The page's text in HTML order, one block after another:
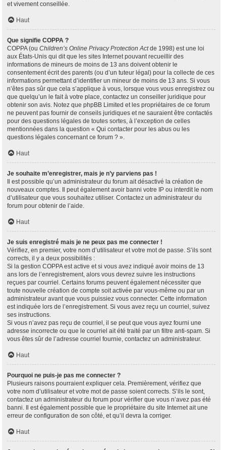
et vivement conseillée.
Haut
Que signifie COPPA ?
COPPA (ou Children’s Online Privacy Protection Actde 1998) est une loi
aux États-Unis qui dit que les sites Internet pouvant recueillir des
informations de mineurs de moins de 13 ans doivent obtenir le
consentement écrit des parents (ou d’un tuteur légal) pour la collecte de ces
informations permettant d’identifier un mineur de moins de 13 ans. Si vous
n’êtes pas sûr que cela s’applique à vous, lorsque vous vous enregistrez ou
que quelqu’un le fait à votre place, contactez un conseiller juridique pour
obtenir son avis. Notez que phpBB Limited et les propriétaires de ce forum
ne peuvent pas fournir de conseils juridiques et ne sauraient être contactés
pour des questions légales de toutes sortes, à l’exception de celles
mentionnées dans la question « Qui contacter pour les abus ou les
questions légales concernant ce forum ? ».
Haut
Je souhaite m’enregistrer, mais je n’y parviens pas !
Il est possible qu’un administrateur du forum ait désactivé la création de
nouveaux comptes. Il peut également avoir banni votre IP ou interdit le nom
d’utilisateur que vous souhaitez utiliser. Contactez un administrateur du
forum pour obtenir de l’aide.
Haut
Je suis enregistré mais je ne peux pas me connecter !
Vérifiez, en premier, votre nom d’utilisateur et votre mot de passe. S’ils sont
corrects, il y a deux possibilités :
Si la gestion COPPA est active et si vous avez indiqué avoir moins de 13
ans lors de l’enregistrement, alors vous devrez suivre les instructions
reçues par courriel. Certains forums peuvent également nécessiter que
toute nouvelle création de compte soit activée par vous-même ou par un
administrateur avant que vous puissiez vous connecter. Cette information
est indiquée lors de l’enregistrement. Si vous avez reçu un courriel, suivez
ses instructions.
Si vous n’avez pas reçu de courriel, il se peut que vous ayez fourni une
adresse incorrecte ou que le courriel ait été traité par un filtre anti-spam. Si
vous êtes sûr de l’adresse courriel fournie, contactez un administrateur.
Haut
Pourquoi ne puis-je pas me connecter ?
Plusieurs raisons pourraient expliquer cela. Premièrement, vérifiez que
votre nom d’utilisateur et votre mot de passe soient corrects. S’ils le sont,
contactez un administrateur du forum pour vérifier que vous n’avez pas été
banni. Il est également possible que le propriétaire du site Internet ait une
erreur de configuration de son côté, et qu’il devra la corriger.
Haut